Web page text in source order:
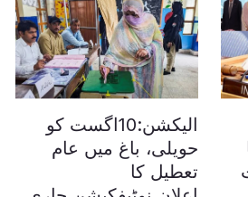
الیکشن:10اگست کو
حویلی، باغ میں عام
تعطیل کا